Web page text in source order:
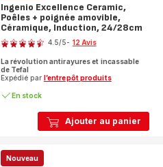
Ajouter au panier
Ingenio Excellence Ceramic,
Poêles + poignée amovible,
Céramique, Induction, 24/28cm
Note
4.5/5- 12 Avis
La révolution antirayures et incassable
de Tefal
Expédié par l’entrepôt produits
En stock
Nouveau